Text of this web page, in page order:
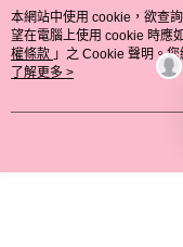
熱門標籤
本網站中使用 cookie，欲查
望在電腦上使用 cookie 時應
權條款 」之 Cookie 聲明。
用條款之 Cookie 聲明使用
了解更多 >